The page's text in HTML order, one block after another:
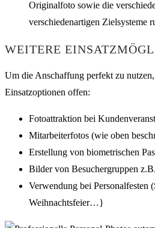
Originalfoto sowie die
verschiedenartigen Zielsysteme
WEITERE
Um die Anschaffung perfekt zu
Einsatzoptionen offen:
Fotoattraktion bei
Mitarbeiterfotos (wie oben
Erstellung von biometrischen
Bilder von Besuchergruppen
Verwendung bei Personalfesten
Weihnachtsfeier…}